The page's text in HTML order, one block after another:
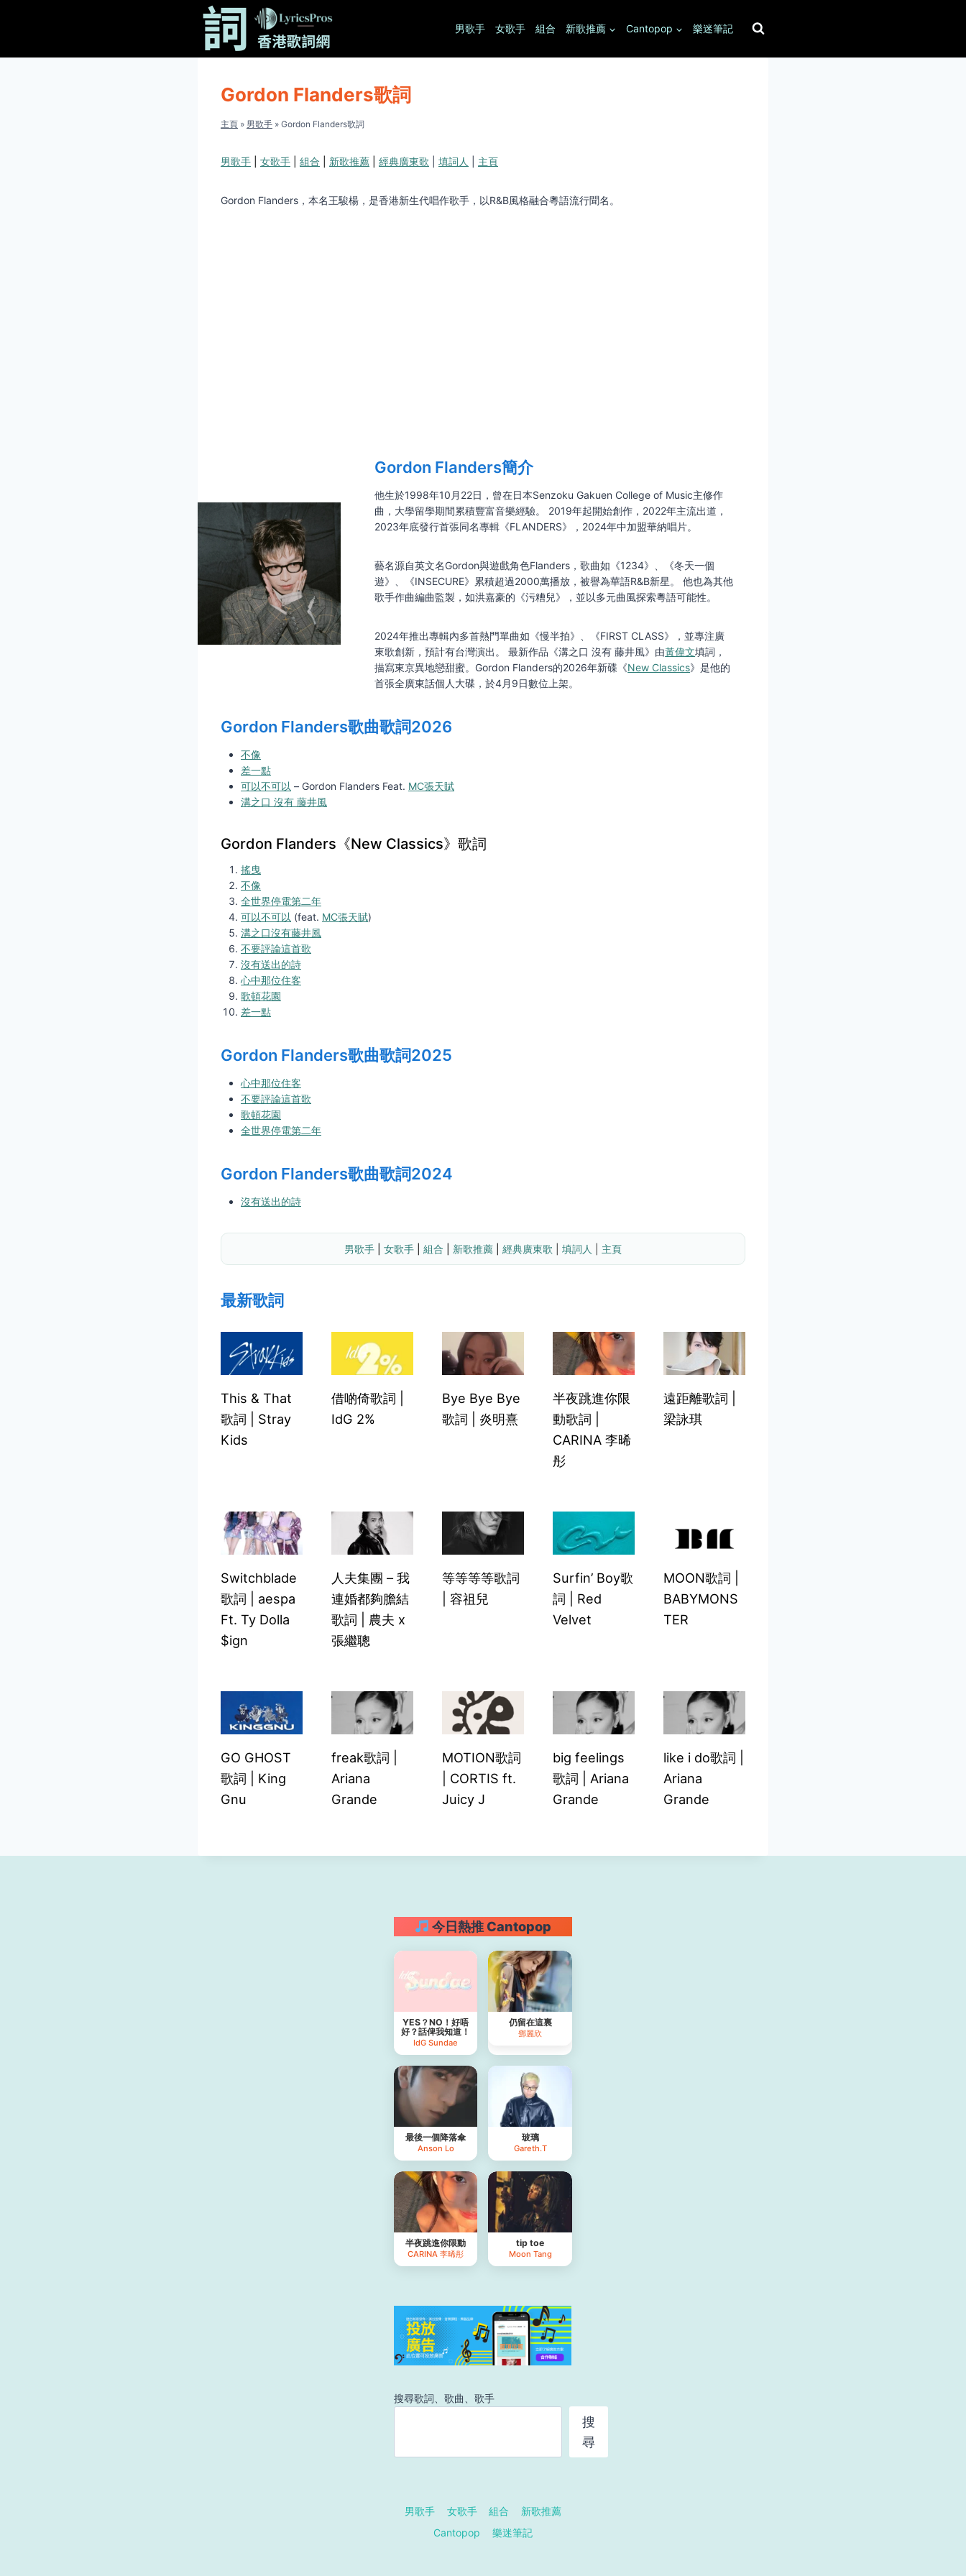
男歌手 女歌手 組合 新歌推薦 Cantopop 樂迷筆記
Gordon Flanders歌詞
主頁 » 男歌手 » Gordon Flanders歌詞
男歌手 女歌手 組合 新歌推薦 經典廣東歌 填詞人 主頁
Gordon Flanders，本名王駿楊，是香港新生代唱作歌手，以R&B風格融合粵語流行聞名。
Gordon Flanders簡介
他生於1998年10月22日，曾在日本Senzoku Gakuen College of Music主修作
曲，大學留學期間累積豐富音樂經驗。 2019年起開始創作，2022年主流出道，
2023年底發行首張同名專輯《FLANDERS》，2024年中加盟華納唱片。
藝名源自英文名Gordon與遊戲角色Flanders，歌曲如《1234》、《冬天一個
遊》、《INSECURE》累積超過2000萬播放，被譽為華語R&B新星。 他也為其他
歌手作曲編曲監製，如洪嘉豪的《污糟兒》，並以多元曲風探索粵語可能性。
2024年推出專輯內多首熱門單曲如《慢半拍》、《FIRST CLASS》，並專注廣
東歌創新，預計有台灣演出。 最新作品《溝之口 沒有 藤井風》由黃偉文填詞，
描寫東京異地戀甜蜜。Gordon Flanders的2026年新碟《New Classics》是他的
首張全廣東話個人大碟，於4月9日數位上架。
Gordon Flanders歌曲歌詞2026
不像
差一點
可以不可以 – Gordon Flanders Feat. MC張天賦
溝之口 沒有 藤井風
Gordon Flanders《New Classics》歌詞
搖曳
不像
全世界停電第二年
可以不可以 (feat. MC張天賦)
溝之口沒有藤井風
不要評論這首歌
沒有送出的詩
心中那位住客
歌頓花園
差一點
Gordon Flanders歌曲歌詞2025
心中那位住客
不要評論這首歌
歌頓花園
全世界停電第二年
Gordon Flanders歌曲歌詞2024
沒有送出的詩
男歌手 女歌手 組合 新歌推薦 經典廣東歌 填詞人 主頁
最新歌詞
This & That
歌詞 | Stray
Kids
借啲倚歌詞 |
IdG 2%
Bye Bye Bye
歌詞 | 炎明熹
半夜跳進你限
動歌詞 |
CARINA 李晞
彤
遠距離歌詞 |
梁詠琪
Switchblade
歌詞 | aespa
Ft. Ty Dolla
$ign
人夫集團 – 我
連婚都夠膽結
歌詞 | 農夫 x
張繼聰
等等等等歌詞
| 容祖兒
Surfin’ Boy歌
詞 | Red
Velvet
MOON歌詞 |
BABYMONS
TER
GO GHOST
歌詞 | King
Gnu
freak歌詞 |
Ariana
Grande
MOTION歌詞
| CORTIS ft.
Juicy J
big feelings
歌詞 | Ariana
Grande
like i do歌詞 |
Ariana
Grande
今日熱推 Cantopop
YES？NO！好唔
好？話俾我知道！
IdG Sundae
仍留在這裏
鄧麗欣
最後一個降落傘
Anson Lo
玻璃
Gareth.T
半夜跳進你限動
CARINA 李晞彤
tip toe
Moon Tang
搜尋歌詞、歌曲、歌手
搜
尋
男歌手 女歌手 組合
新歌推薦
Cantopop
樂迷筆記